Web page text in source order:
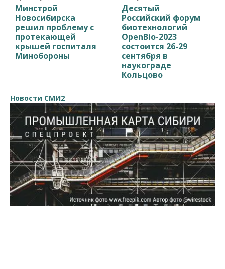
Минстрой
Новосибирска
решил проблему с
протекающей
крышей госпиталя
Минобороны
Десятый
Российский форум
биотехнологий
OpenBio-2023
состоится 26-29
сентября в
наукограде
Кольцово
Новости СМИ2